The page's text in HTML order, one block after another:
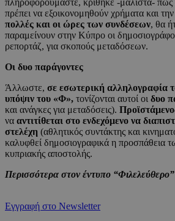
πληροφορούμαστε, κρίθηκε -μάλιστα- πως
πρέπει να εξοικονομηθούν χρήματα και την
πολλές και οι ώρες των συνδέσεων, θα
παραμείνουν στην Κύπρο οι
ρεπορτάζ, για σκοπούς μεταδόσεων.
Οι δυο παράγοντες
Άλλωστε, σε εσωτερική αλληλογραφία
υπόψιν του «Φ», τονίζονται αυτοί οι δυο
και ανάγκες για μεταδόσεις).
να αντιτίθεται στο ενδεχόμενο να
στελέχη (αθλητικός συντάκτης και
καλυφθεί δημοσιογραφικά η προσπάθεια
κυπριακής αποστολής.
Περισσότερα στον έντυπο “Φιλελεύθερο”
Εγγραφή στο Newsletter